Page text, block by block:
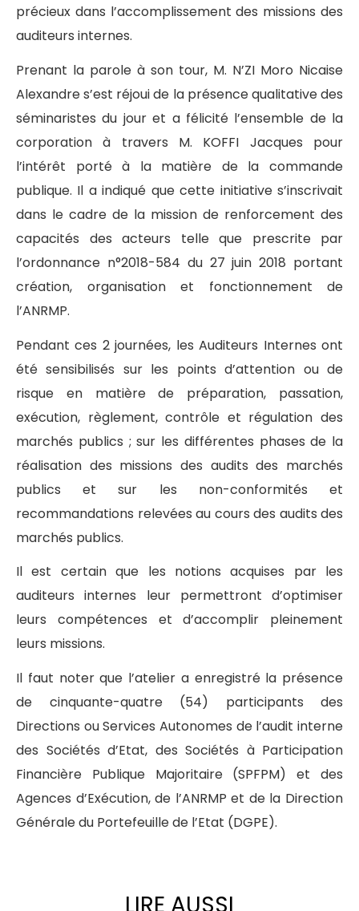
précieux dans l’accomplissement des missions des
auditeurs internes.
Prenant la parole à son tour, M. N’ZI Moro Nicaise
Alexandre s’est réjoui de la présence qualitative des
séminaristes du jour et a félicité l’ensemble de la
corporation à travers M. KOFFI Jacques pour
l’intérêt porté à la matière de la commande
publique. Il a indiqué que cette initiative s’inscrivait
dans le cadre de la mission de renforcement des
capacités des acteurs telle que prescrite par
l’ordonnance n°2018-584 du 27 juin 2018 portant
création, organisation et fonctionnement de
l’ANRMP.
Pendant ces 2 journées, les Auditeurs Internes ont
été sensibilisés sur les points d’attention ou de
risque en matière de préparation, passation,
exécution, règlement, contrôle et régulation des
marchés publics ; sur les différentes phases de la
réalisation des missions des audits des marchés
publics et sur les non-conformités et
recommandations relevées au cours des audits des
marchés publics.
Il est certain que les notions acquises par les
auditeurs internes leur permettront d’optimiser
leurs compétences et d’accomplir pleinement
leurs missions.
Il faut noter que l’atelier a enregistré la présence
de cinquante-quatre (54) participants des
Directions ou Services Autonomes de l’audit interne
des Sociétés d’Etat, des Sociétés à Participation
Financière Publique Majoritaire (SPFPM) et des
Agences d’Exécution, de l’ANRMP et de la Direction
Générale du Portefeuille de l’Etat (DGPE).